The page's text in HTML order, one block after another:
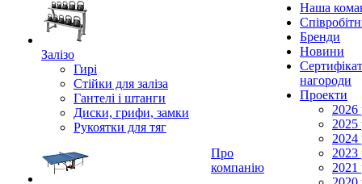
Залізо
Гирі
Стійки для заліза
Гантелі і штанги
Диски, грифи, замки
Рукоятки для тяг
Про
компанію
Наша
Бренди
Новини
нагороди
Проекти
2026
2025
2024
2023
2021